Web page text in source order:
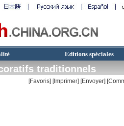
Editions spéciales
traditionnels
[Favoris] [Imprimer] [Envoyer]